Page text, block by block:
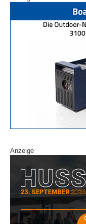
Anzeige